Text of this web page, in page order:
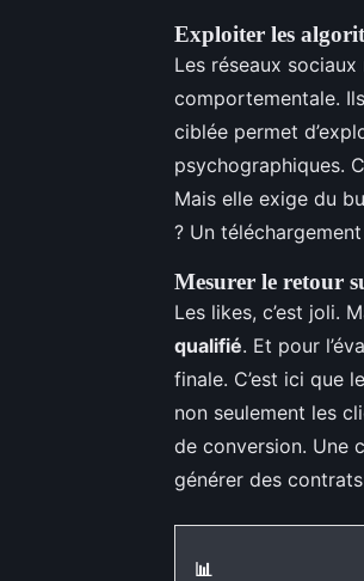
Exploiter les
Les réseaux
comportementale.
ciblée permet
psychographiques.
Mais elle exige du
? Un
Mesurer le retour
Les likes, c’est joli.
qualifié. Et pour
finale. C’est ici que
non seulement les
de conversion. Une
générer des
📊